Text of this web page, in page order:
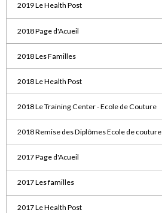
2019 Le Health Post
2018 Page d'Acueil
2018 Les Familles
2018 Le Health Post
2018 Le Training Center - Ecole de Couture
2018 Remise des Diplômes Ecole de couture
2017 Page d'Acueil
2017 Les familles
2017 Le Health Post